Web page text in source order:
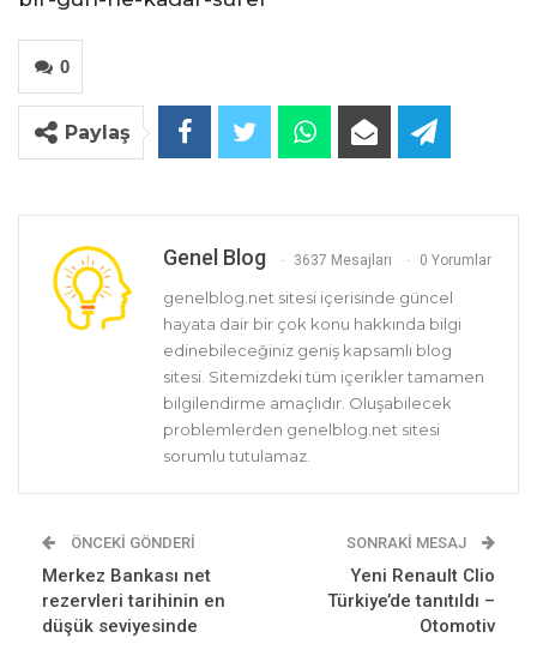
0
Paylaş
Genel Blog 3637 Mesajları 0 Yorumlar
genelblog.net sitesi içerisinde güncel
hayata dair bir çok konu hakkında bilgi
edinebileceğiniz geniş kapsamlı blog
sitesi. Sitemizdeki tüm içerikler tamamen
bilgilendirme amaçlıdır. Oluşabilecek
problemlerden genelblog.net sitesi
sorumlu tutulamaz.
ÖNCEKI GÖNDERI
Merkez Bankası net
rezervleri tarihinin en
düşük seviyesinde
SONRAKI MESAJ
Yeni Renault Clio
Türkiye’de tanıtıldı –
Otomotiv